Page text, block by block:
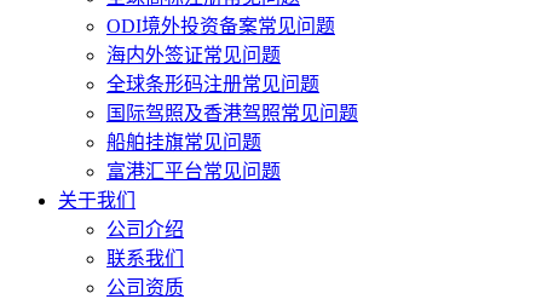
ODI境外投资备案常见问题
海内外签证常见问题
全球条形码注册常见问题
国际驾照及香港驾照常见问题
船舶挂旗常见问题
富港汇平台常见问题
关于我们
公司介绍
联系我们
公司资质